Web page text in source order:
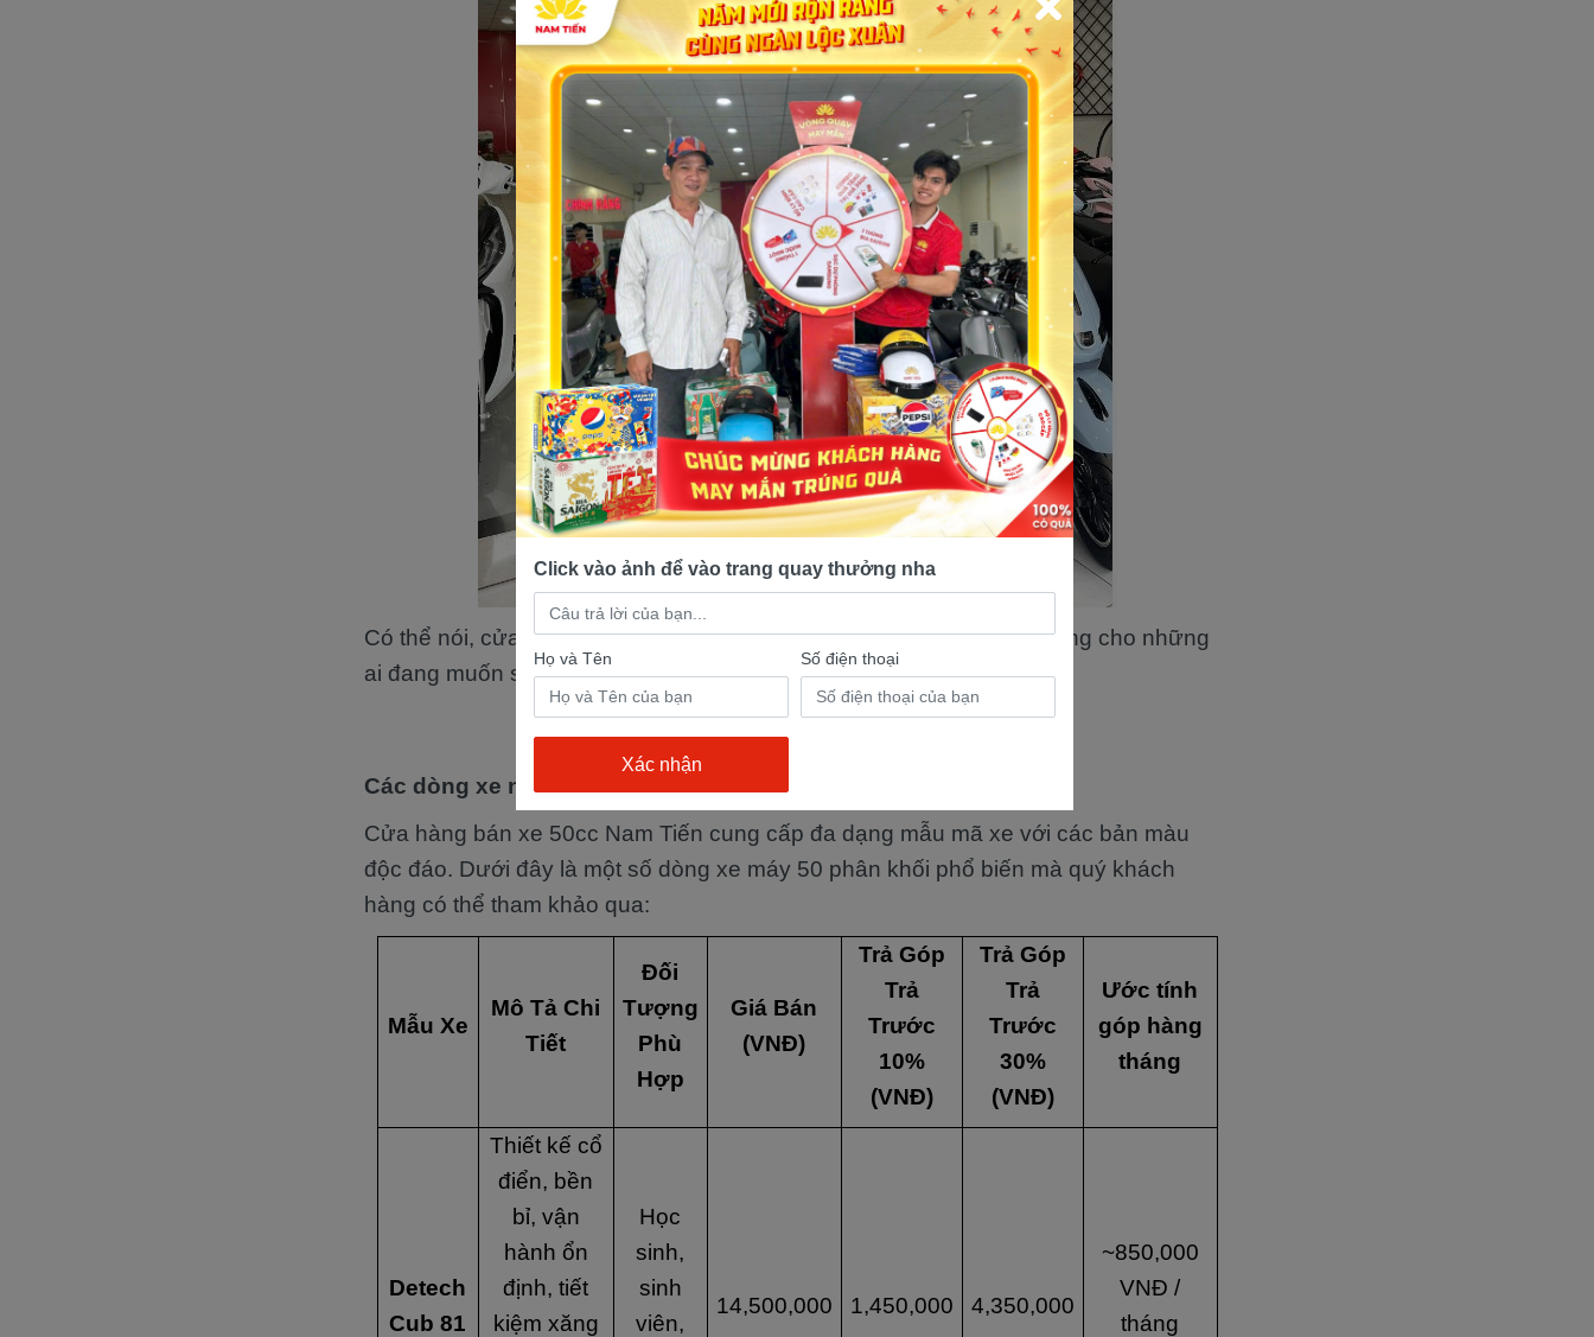
Có thể nói, cửa hàng bán xe 50cc Nam Tiến chính là điểm đến lý tưởng cho những
ai đang muốn sở hữu xe 50 phân khối chính hãng, giá rẻ tại Long An.
Các dòng xe nổi bật tại cửa hàng bán xe 50cc
Cửa hàng bán xe 50cc Nam Tiến cung cấp đa dạng mẫu mã xe với các bản màu
độc đáo. Dưới đây là một số dòng xe máy 50 phân khối phổ biến mà quý khách
hàng có thể tham khảo qua:
Mẫu Xe
Mô Tả Chi
Tiết
Đối
Tượng
Phù
Hợp
Giá Bán
(VNĐ)
Trả Góp
Trả
Trước
10%
(VNĐ)
Trả Góp
Trả
Trước
30%
(VNĐ)
Ước tính
góp hàng
tháng
Detech
Cub 81
Thiết kế cổ
điển, bền
bỉ, vận
hành ổn
định, tiết
kiệm xăng
Học
sinh,
sinh
viên,
14,500,000 1,450,000 4,350,000
~850,000
VNĐ /
tháng
Click vào ảnh để vào trang quay thưởng nha
Họ và Tên Số điện thoại